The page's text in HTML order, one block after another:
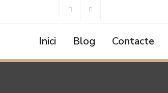
Inici Blog Contacte